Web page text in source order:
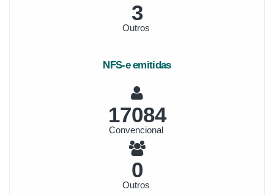
4
Outros
NFS-e emitidas
19712
Convencional
0
Outros